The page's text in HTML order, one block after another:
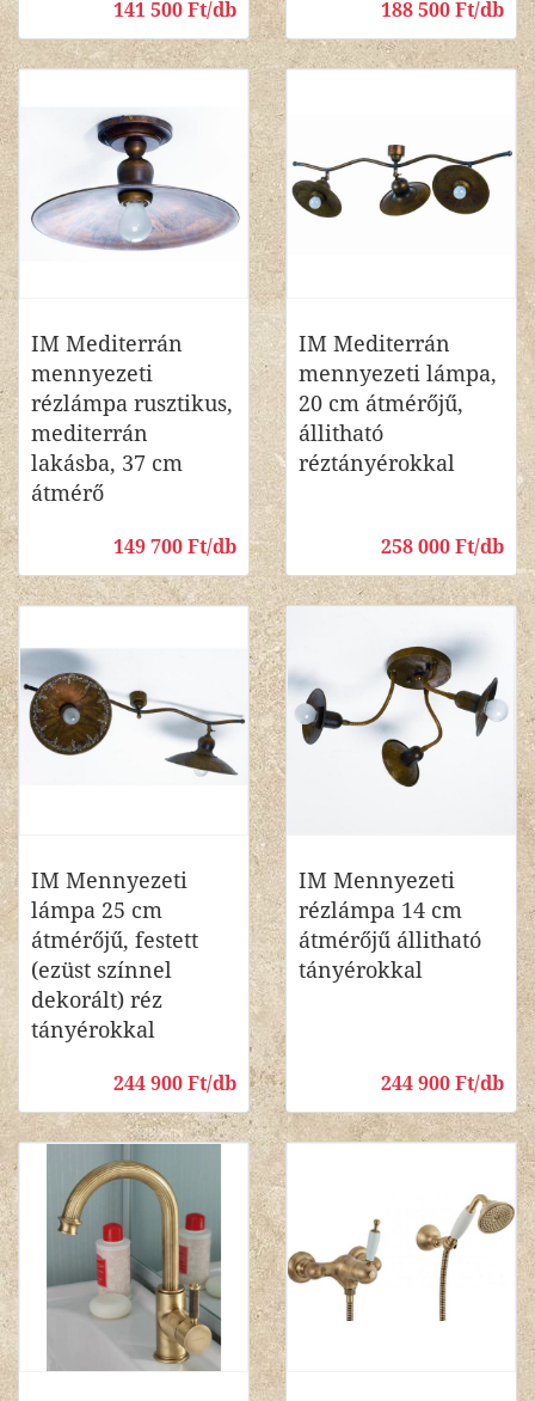
141 500 Ft/db 188 500 Ft/db
IM Mediterrán
mennyezeti
rézlámpa rusztikus,
mediterrán
lakásba, 37 cm
átmérő
149 700 Ft/db
IM Mediterrán
mennyezeti lámpa,
20 cm átmérőjű,
állitható
réztányérokkal
258 000 Ft/db
IM Mennyezeti
lámpa 25 cm
átmérőjű, festett
(ezüst színnel
dekorált) réz
tányérokkal
244 900 Ft/db
IM Mennyezeti
rézlámpa 14 cm
átmérőjű állitható
tányérokkal
244 900 Ft/db